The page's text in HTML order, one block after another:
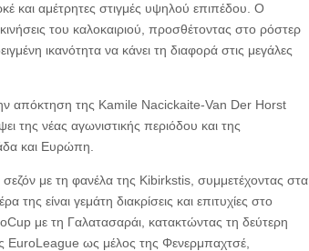
και αμέτρητες στιγμές υψηλού επιπέδου. Ο
του καλοκαιριού, προσθέτοντας στο ρόστερ
ικανότητα να κάνει τη διαφορά στις μεγάλες
απόκτηση της Kamile Nacickaite-Van Der Horst
της νέας αγωνιστικής περιόδου και της
και Ευρώπη.
με τη φανέλα της Kibirkstis, συμμετέχοντας στα
είναι γεμάτη διακρίσεις και επιτυχίες στο
με τη Γαλατασαράι, κατακτώντας τη δεύτερη
EuroLeague ως μέλος της Φενερμπαχτσέ,